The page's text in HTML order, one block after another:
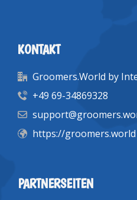
KONTAKT
Groomers.World by
+49 69-34869328
https://groomers.world
PARTNERSEITEN